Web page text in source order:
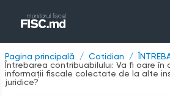
Pagina principală Cotidian
Întrebarea contribuabilului: Va fi oare în
informații fiscale colectate de la alte
juridice?